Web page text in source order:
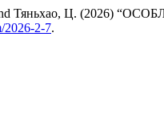
and Тяньхао, Ц.
2026-2-7.